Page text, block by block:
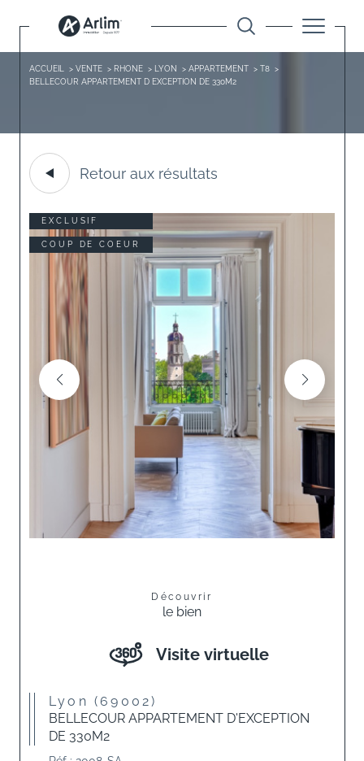
ACCUEIL VENTE RHONE LYON APPARTEMENT
T8
BELLECOUR APPARTEMENT D EXCEPTION DE 330M2
Retour aux résultats
EXCLUSIF
COUP DE COEUR
Découvrir
le bien
Visite virtuelle
Lyon (69002)
BELLECOUR APPARTEMENT D'EXCEPTION
DE 330M2